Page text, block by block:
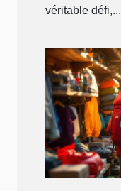
véritable défi,...